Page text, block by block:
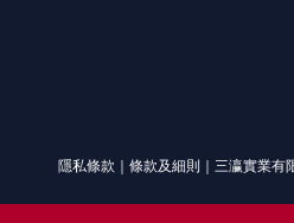
隱私條款｜條款及細則｜三瀛實業